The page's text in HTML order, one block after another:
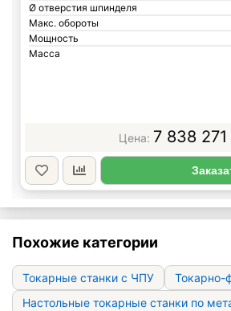
Ø отверстия шпинделя
Макс. обороты
Мощность
Масса
7 838 271
Похожие категории
Токарные станки с ЧПУ
Токарно-
Настольные токарные станки по